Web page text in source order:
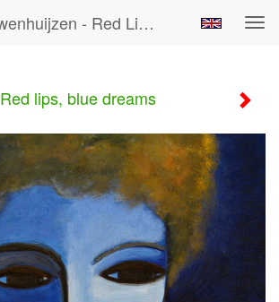
Nelly Van Nieuwenhuijzen - Red Lips, Blue Dreams
Red lips, blue dreams